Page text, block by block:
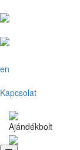
en
Kapcsolat
Ajándékbolt